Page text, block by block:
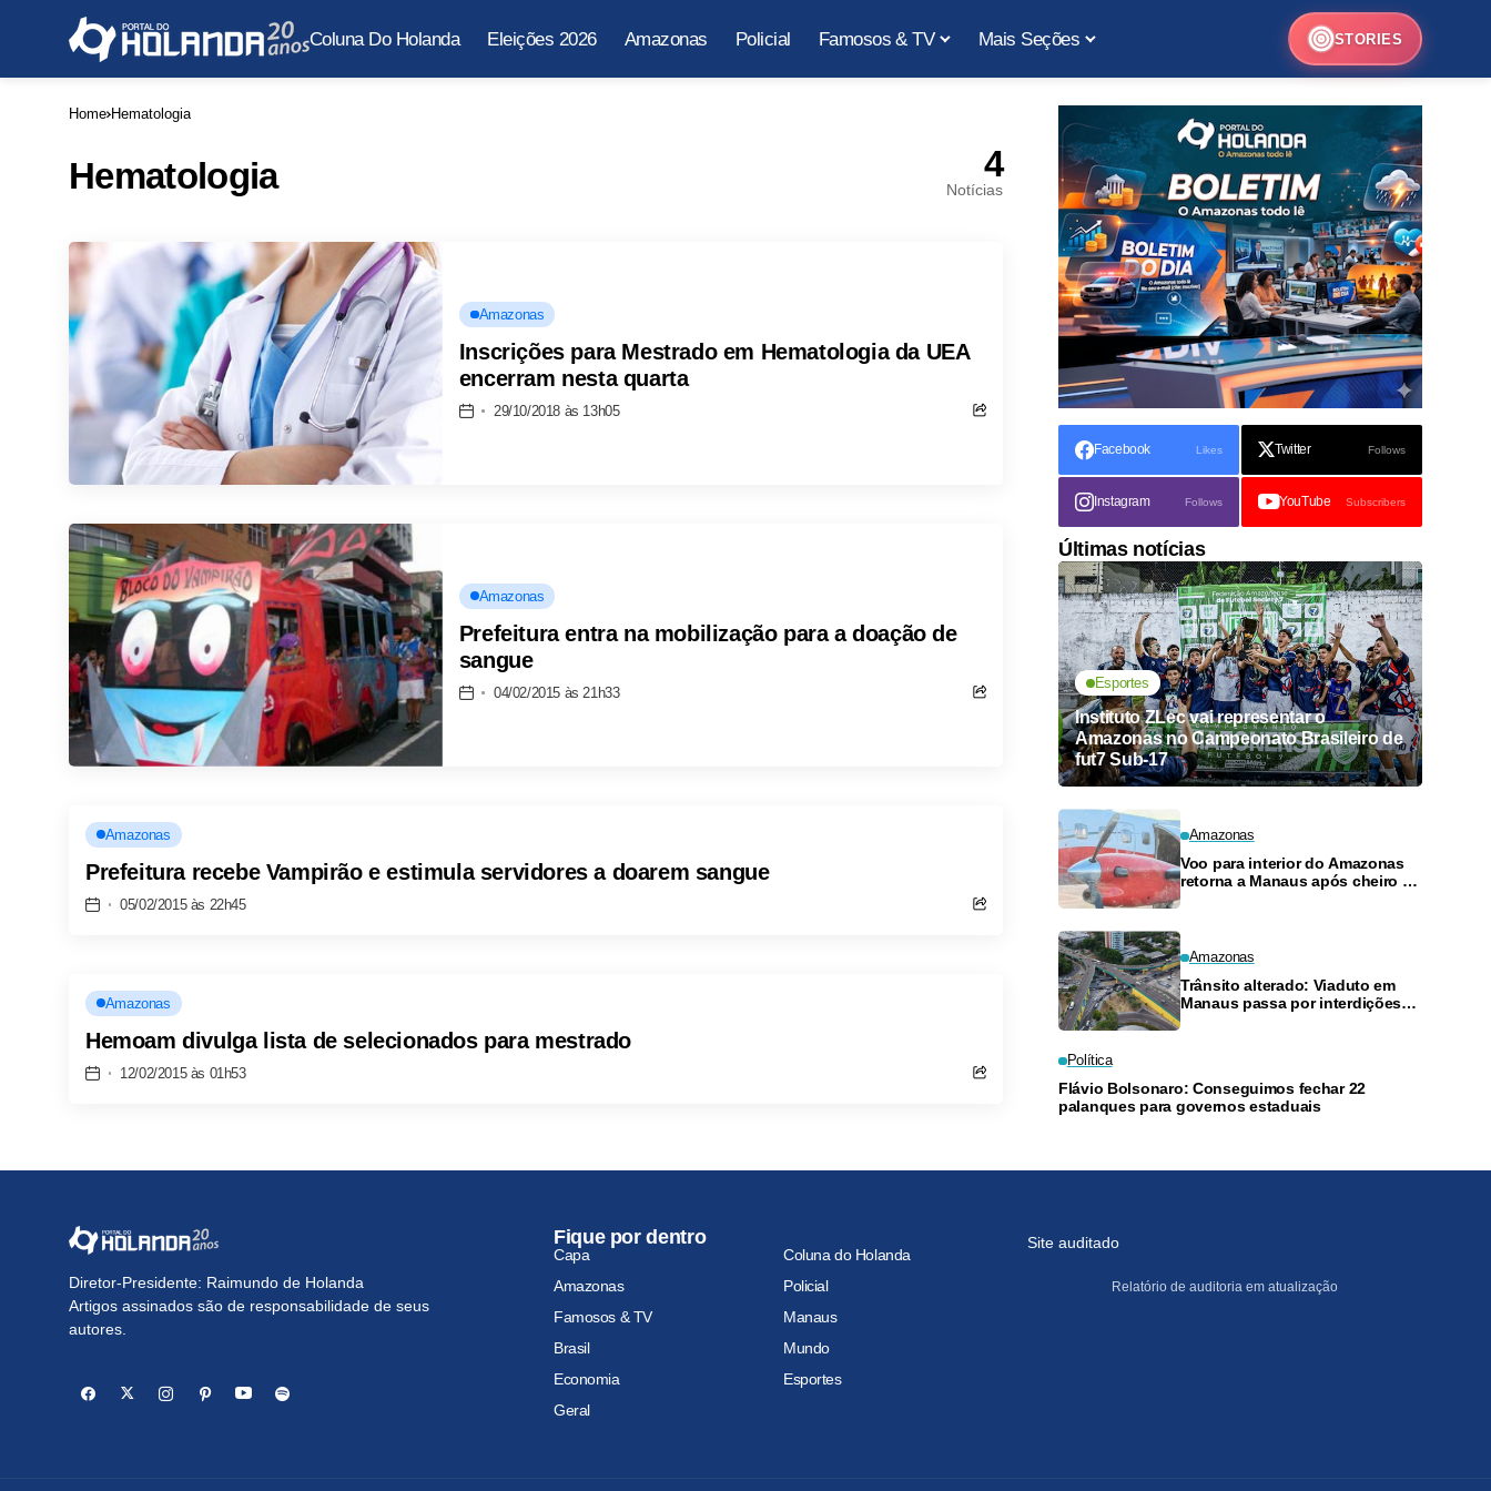
Coluna Do Holanda Eleições 2026 Amazonas Policial Famosos & TV Mais Seções STORIES
Home Hematologia
Hematologia 4
Notícias
Amazonas
Inscrições para Mestrado em Hematologia da UEA
encerram nesta quarta
29/10/2018 às 13h05
Amazonas
Prefeitura entra na mobilização para a doação de
sangue
04/02/2015 às 21h33
Amazonas
Prefeitura recebe Vampirão e estimula servidores a doarem sangue
05/02/2015 às 22h45
Amazonas
Hemoam divulga lista de selecionados para mestrado
12/02/2015 às 01h53
Facebook Likes Twitter Follows
Instagram Follows YouTube Subscribers
Últimas notícias
Esportes
Instituto ZLec vai representar o
Amazonas no Campeonato Brasileiro de
fut7 Sub-17
Amazonas
Voo para interior do Amazonas
retorna a Manaus após cheiro de
Amazonas
Trânsito alterado: Viaduto em
Manaus passa por interdições
Política
Flávio Bolsonaro: Conseguimos fechar 22
palanques para governos estaduais
Diretor-Presidente: Raimundo de Holanda
Artigos assinados são de responsabilidade de seus
autores.
Fique por dentro
Capa
Coluna do Holanda
Amazonas
Policial
Famosos & TV
Manaus
Brasil
Mundo
Economia
Esportes
Geral
Site auditado
Relatório de auditoria em atualização